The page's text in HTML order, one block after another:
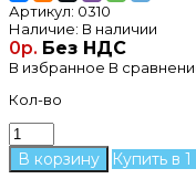
Артикул: 0310
Наличие: В наличии
0р. Без НДС
В избранное В
Кол-во
Купить в